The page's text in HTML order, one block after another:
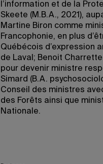
l’information et de la
Skeete (M.B.A., 2021),
Martine Biron comme
Francophonie, en plus
Québécois d’expression
de Laval; Benoit
pour devenir ministre
Simard (B.A.
Conseil des ministres
des Forêts ainsi que
Nationale.